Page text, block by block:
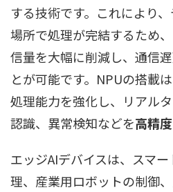
する技術です。これにより
場所で処理が完結するため
信量を大幅に削減し、通信
とが可能です。NPUの搭載
処理能力を強化し、リアル
認識、異常検知などを高精度
エッジAIデバイスは、スマ
理、産業用ロボットの制御